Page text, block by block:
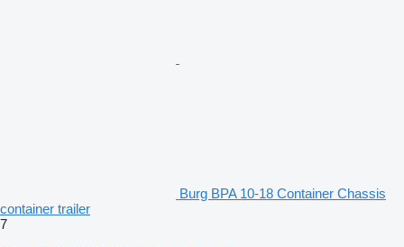
Burg BPA 10-18 Container Chassis
container trailer
7